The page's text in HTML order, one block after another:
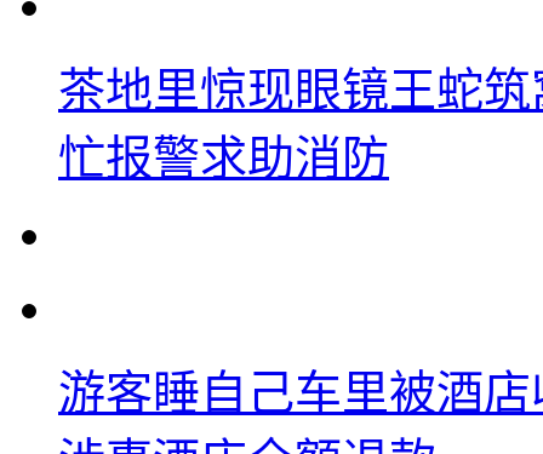
茶地里惊现眼镜王蛇
忙报警求助消防
游客睡自己车里被酒